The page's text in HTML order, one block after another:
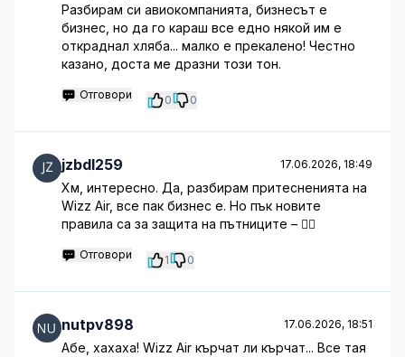
Разбирам си авиокомпанията, бизнесът е
бизнес, но да го караш все едно някой им е
откраднал хляба... малко е прекалено! Честно
казано, доста ме дразни този тон.
Отговори 0 0
jzbdl259 17.06.2026, 18:49
Хм, интересно. Да, разбирам притесненията на
Wizz Air, все пак бизнес е. Но пък новите
правила са за защита на пътниците – 🤷‍♂️
Отговори 1 0
nutpv898 17.06.2026, 18:51
Абе, хахаха! Wizz Air кърчат ли кърчат... Все тая